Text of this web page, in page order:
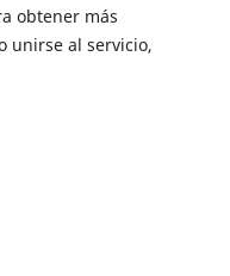
obtener más
unirse al servicio,